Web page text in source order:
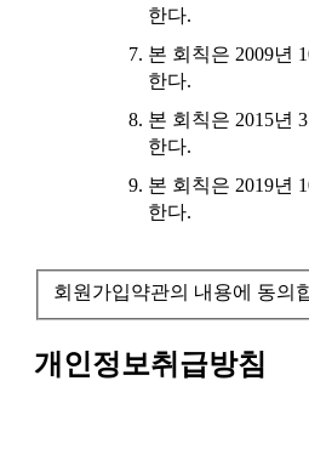
한다.
본 회칙은 2009년
한다.
본 회칙은 2015년
한다.
본 회칙은 2019년
한다.
회원가입약관의 내용에 동의
개인정보취급방침